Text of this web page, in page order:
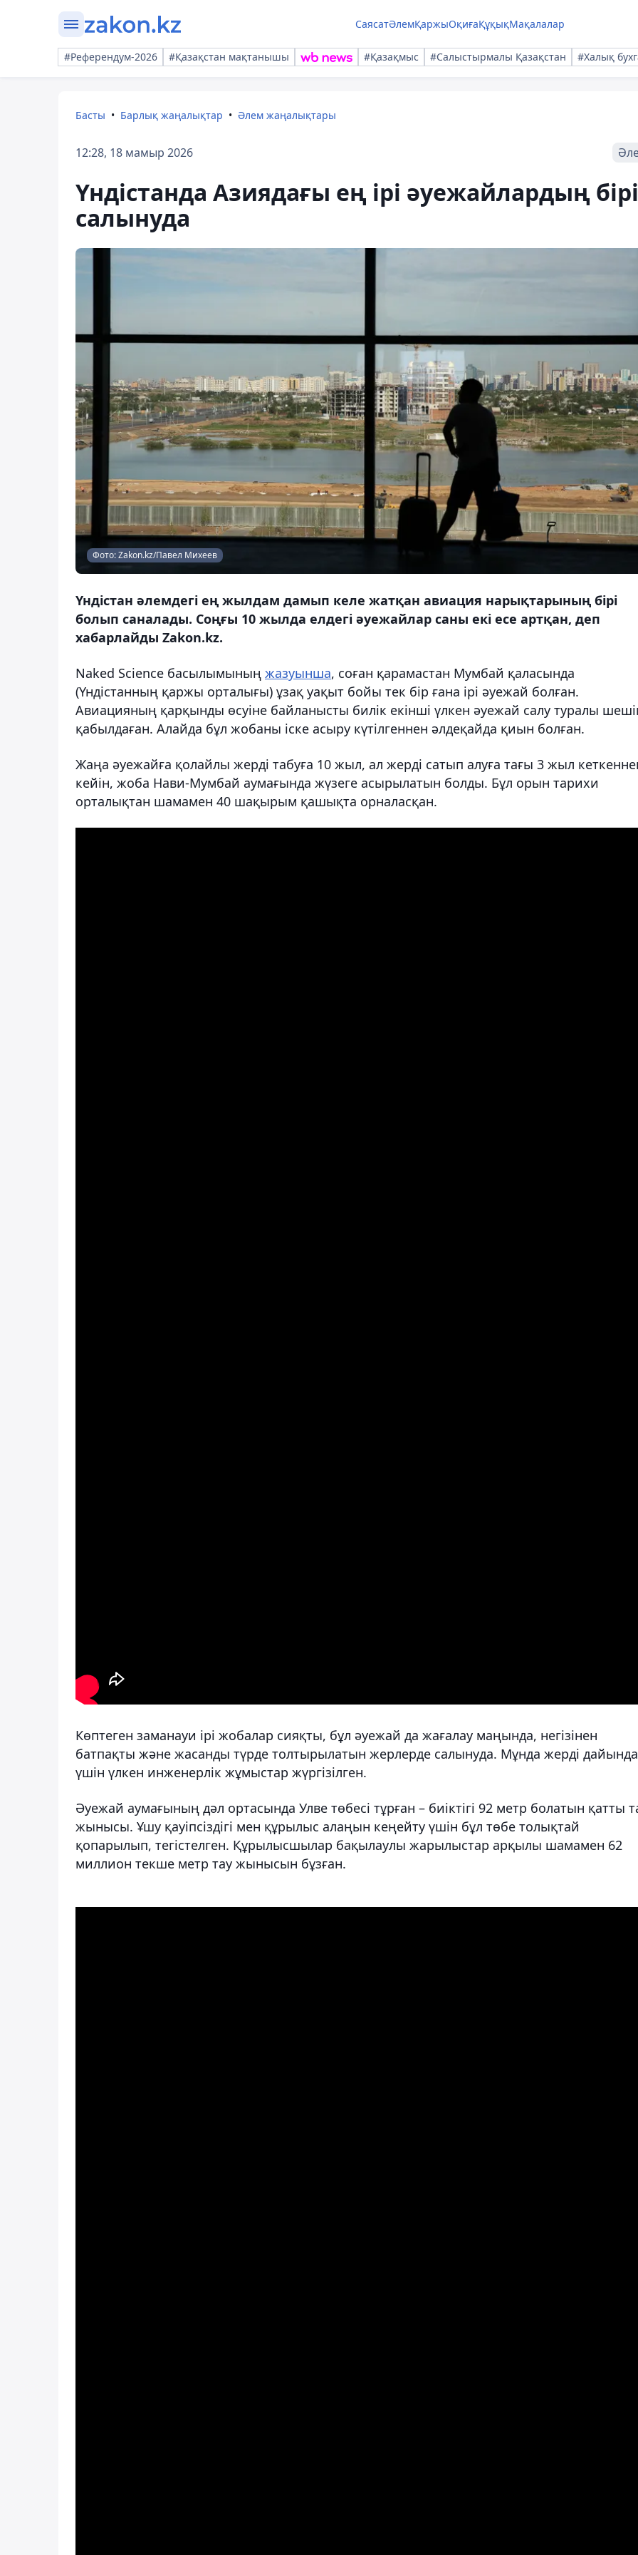
СаясатӘлемҚаржыОқиғаҚұқықМақалалар
#Референдум-2026 #Қазақстан мақтанышы #Қазақмыс #Салыстырмалы Қазақстан #Халық
Басты Барлық жаңалықтар Әлем жаңалықтары
12:28, 18 мамыр 2026
Үндістанда Азиядағы ең ірі әуежайлардың бірі
салынуда
Фото: Zakon.kz/Павел Михеев
Үндістан әлемдегі ең жылдам дамып келе жатқан авиация нарықтарының бірі
болып саналады. Соңғы 10 жылда елдегі әуежайлар саны екі есе артқан, деп
хабарлайды Zakon.kz.
Naked Science басылымының жазуынша, соған қарамастан Мумбай қаласында
(Үндістанның қаржы орталығы) ұзақ уақыт бойы тек бір ғана ірі әуежай болған.
Авиацияның қарқынды өсуіне байланысты билік екінші үлкен әуежай салу туралы
қабылдаған. Алайда бұл жобаны іске асыру күтілгеннен әлдеқайда қиын болған.
Жаңа әуежайға қолайлы жерді табуға 10 жыл, ал жерді сатып алуға тағы 3 жыл
кейін, жоба Нави-Мумбай аумағында жүзеге асырылатын болды. Бұл орын тарихи
орталықтан шамамен 40 шақырым қашықта орналасқан.
Көптеген заманауи ірі жобалар сияқты, бұл әуежай да жағалау маңында, негізінен
батпақты және жасанды түрде толтырылатын жерлерде салынуда. Мұнда жерді
үшін үлкен инженерлік жұмыстар жүргізілген.
Әуежай аумағының дәл ортасында Улве төбесі тұрған – биіктігі 92 метр болатын қатты
жынысы. Ұшу қауіпсіздігі мен құрылыс алаңын кеңейту үшін бұл төбе толықтай
қопарылып, тегістелген. Құрылысшылар бақылаулы жарылыстар арқылы шамамен 62
миллион текше метр тау жынысын бұзған.